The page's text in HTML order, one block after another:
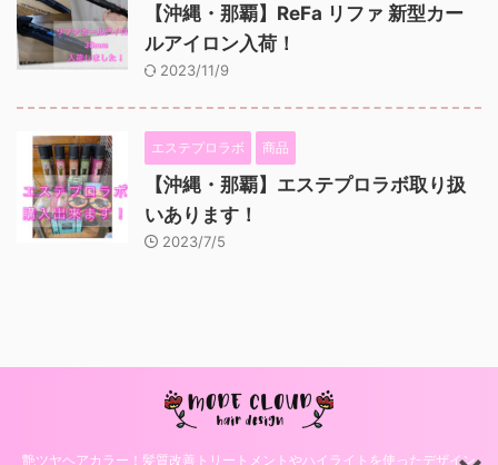
【沖縄・那覇】ReFa リファ 新型カー
ルアイロン入荷！
2023/11/9
エステプロラボ 商品
【沖縄・那覇】エステプロラボ取り扱
いあります！
2023/7/5
艶ツヤヘアカラー！髪質改善トリートメントやハイライトを使ったデザイン